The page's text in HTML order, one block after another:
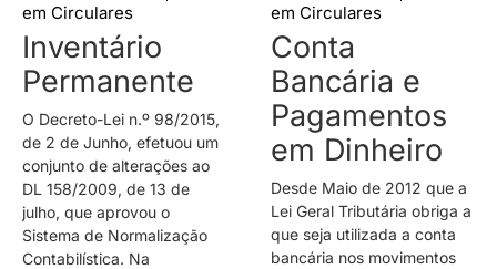
em Circulares
Inventário
Permanente
O Decreto-Lei n.º 98/2015,
de 2 de Junho, efetuou um
conjunto de alterações ao
DL 158/2009, de 13 de
julho, que aprovou o
Sistema de Normalização
Contabilística. Na
em Circulares
Conta
Bancária e
Pagamentos
em Dinheiro
Desde Maio de 2012 que a
Lei Geral Tributária obriga a
que seja utilizada a conta
bancária nos movimentos